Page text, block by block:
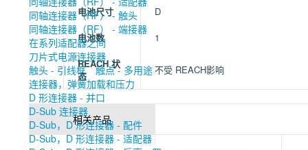
同轴连接器（RF） - 触头
同轴连接器（RF） - 端接器
在系列适配器之间
刀片式电源连接器
触头 - 引线框
触点 - 多用途
连接器，弹簧加载和压力
D 形连接器 - 并口
D-Sub 连接器
D-Sub，D 形连接器 - 配件
D-Sub，D 形连接器 - 适配器
电池尺寸
D
电池数
1
REACH 状
态
不受 REACH影响
相关产品